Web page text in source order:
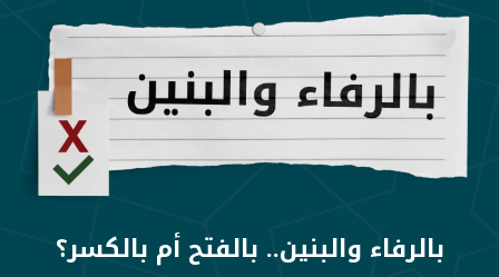
بالرفاء والبنين.. بالفتح أم بالكسر؟